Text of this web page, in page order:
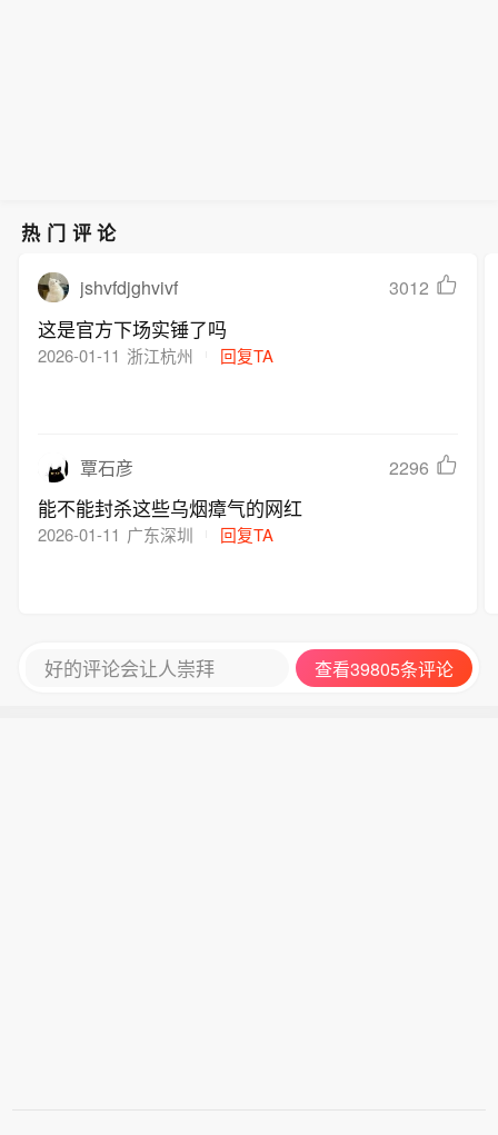
热门评论
jshvfdjghvivf 3012
这是官方下场实锤了吗
2026-01-11 浙江杭州 回复TA
覃石彦 2296
能不能封杀这些乌烟瘴气的网红
2026-01-11 广东深圳 回复TA
好的评论会让人崇拜 查看39805条评论